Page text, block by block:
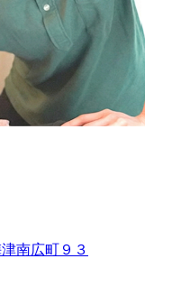
南広町９３